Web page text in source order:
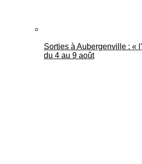
Sorties à Aubergenville : «
du 4 au 9 août